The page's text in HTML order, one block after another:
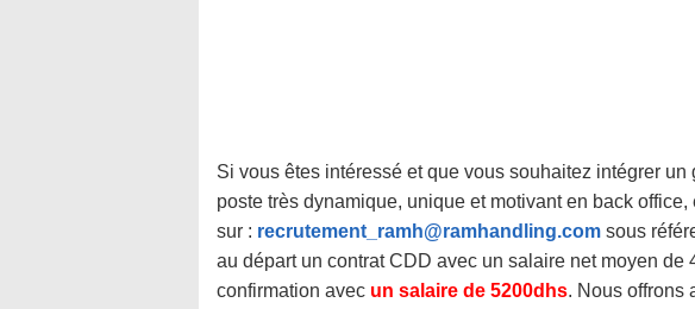
Si vous êtes intéressé et que vous souhaitez intégrer un
poste très dynamique, unique et motivant en back
sur : recrutement_ramh@ramhandling.com sous
au départ un contrat CDD avec un salaire net moyen de
confirmation avec un salaire de 5200dhs. Nous offrons